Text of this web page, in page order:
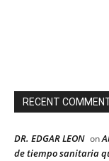
RECENT
DR. EDGAR LEON on
de tiempo sanitaria